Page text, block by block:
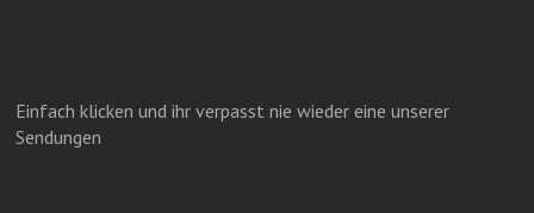
Einfach klicken und ihr verpasst nie wieder eine unserer
Sendungen